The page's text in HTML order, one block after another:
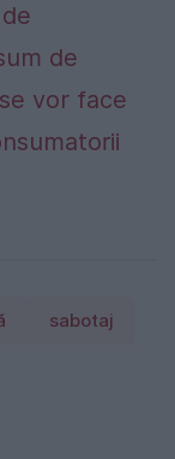
de
vor face
sabotaj